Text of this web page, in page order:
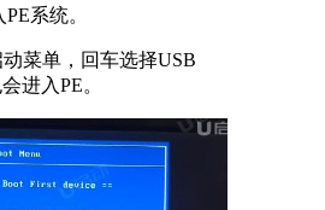
系统。
菜单，回车选择USB
进入PE。